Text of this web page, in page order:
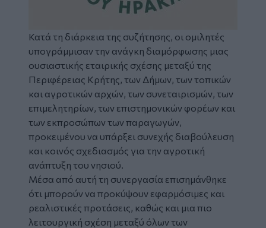
Κατά τη διάρκεια της συζήτησης, οι ομιλητές
υπογράμμισαν την ανάγκη διαμόρφωσης μιας
ουσιαστικής εταιρικής σχέσης μεταξύ της
Περιφέρειας Κρήτης, των Δήμων, των τοπικών
και αγροτικών αρχών, των συνεταιρισμών, των
επιμελητηρίων, των επιστημονικών φορέων και
των εκπροσώπων των παραγωγών,
προκειμένου να υπάρξει συνεχής διαβούλευση
και κοινός σχεδιασμός για την αγροτική
ανάπτυξη του νησιού.
Μέσα από αυτή τη συνεργασία επισημάνθηκε
ότι μπορούν να προκύψουν εφαρμόσιμες και
ρεαλιστικές προτάσεις, καθώς και μια πιο
λειτουργική σχέση μεταξύ όλων των